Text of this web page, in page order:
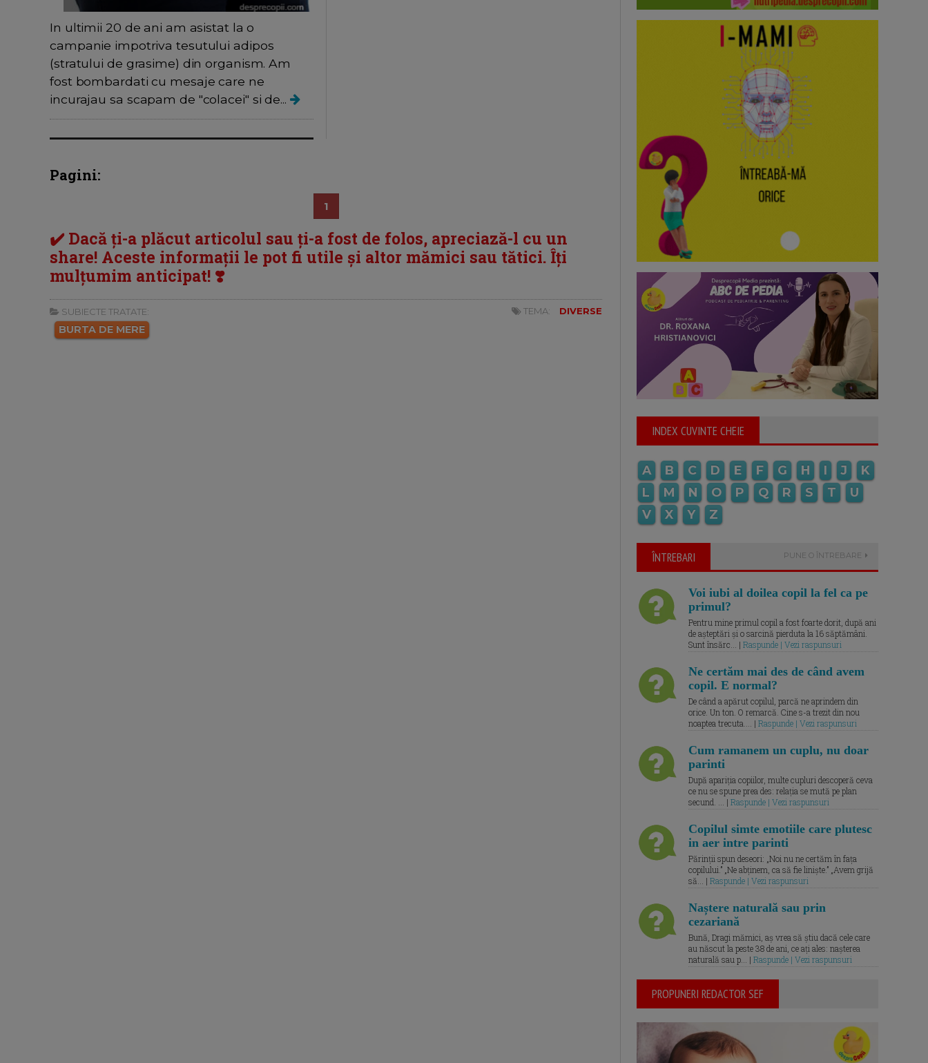
In ultimii 20 de ani am asistat la o
campanie impotriva tesutului adipos
(stratului de grasime) din organism. Am
fost bombardati cu mesaje care ne
incurajau sa scapam de "colacei" si de...
Pagini:
1
✔️ Dacă ți-a plăcut articolul sau ți-a fost de folos, apreciază-l cu un
share! Aceste informații le pot fi utile și altor mămici sau tătici. Îți
mulțumim anticipat! ❣️
SUBIECTE TRATATE:
BURTA DE MERE
TEMA: DIVERSE
INDEX CUVINTE CHEIE
A B C D E F G H I J
K
L
M N O P Q R S T
U
V
X Y Z
ÎNTREBARI PUNE O ÎNTREBARE
Voi iubi al doilea copil la fel ca pe
primul?
Pentru mine primul copil a fost foarte dorit, după ani
de așteptări și o sarcină pierduta la 16 săptămâni.
Sunt însărc... | Raspunde | Vezi raspunsuri
Ne certăm mai des de când avem
copil. E normal?
De când a apărut copilul, parcă ne aprindem din
orice. Un ton. O remarcă. Cine s-a trezit din nou
noaptea trecuta.... | Raspunde | Vezi raspunsuri
Cum ramanem un cuplu, nu doar
parinti
După apariția copiilor, multe cupluri descoperă ceva
ce nu se spune prea des: relația se mută pe plan
secund. ... | Raspunde | Vezi raspunsuri
Copilul simte emotiile care plutesc
in aer intre parinti
Părinții spun deseori: „Noi nu ne certăm în fața
copilului.” „Ne abținem, ca să fie liniște.” „Avem grijă
să... | Raspunde | Vezi raspunsuri
Naștere naturală sau prin
cezariană
Bună, Dragi mămici, aș vrea să știu dacă cele care
au născut la peste 38 de ani, ce ați ales: nașterea
naturală sau p... | Raspunde | Vezi raspunsuri
PROPUNERI REDACTOR SEF